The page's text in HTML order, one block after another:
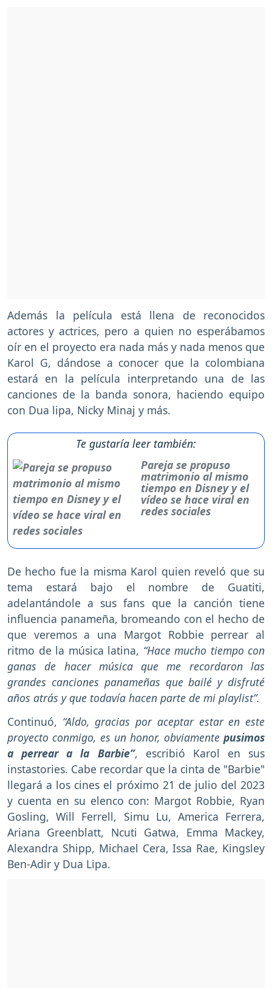
Además la película está llena de reconocidos
actores y actrices, pero a quien no esperábamos
oír en el proyecto era nada más y nada menos que
Karol G, dándose a conocer que la colombiana
estará en la película interpretando una de las
canciones de la banda sonora, haciendo equipo
con Dua lipa, Nicky Minaj y más.
Te gustaría leer también:
Pareja se propuso
matrimonio al mismo
tiempo en Disney y el
vídeo se hace viral en
redes sociales
De hecho fue la misma Karol quien reveló que su
tema estará bajo el nombre de Guatiti,
adelantándole a sus fans que la canción tiene
influencia panameña, bromeando con el hecho de
que veremos a una Margot Robbie perrear al
ritmo de la música latina, “Hace mucho tiempo con
ganas de hacer música que me recordaron las
grandes canciones panameñas que bailé y disfruté
años atrás y que todavía hacen parte de mi playlist”.
Continuó, “Aldo, gracias por aceptar estar en este
proyecto conmigo, es un honor, obviamente pusimos
a perrear a la Barbie”, escribió Karol en sus
instastories. Cabe recordar que la cinta de "Barbie"
llegará a los cines el próximo 21 de julio del 2023
y cuenta en su elenco con: Margot Robbie, Ryan
Gosling, Will Ferrell, Simu Lu, America Ferrera,
Ariana Greenblatt, Ncuti Gatwa, Emma Mackey,
Alexandra Shipp, Michael Cera, Issa Rae, Kingsley
Ben-Adir y Dua Lipa.